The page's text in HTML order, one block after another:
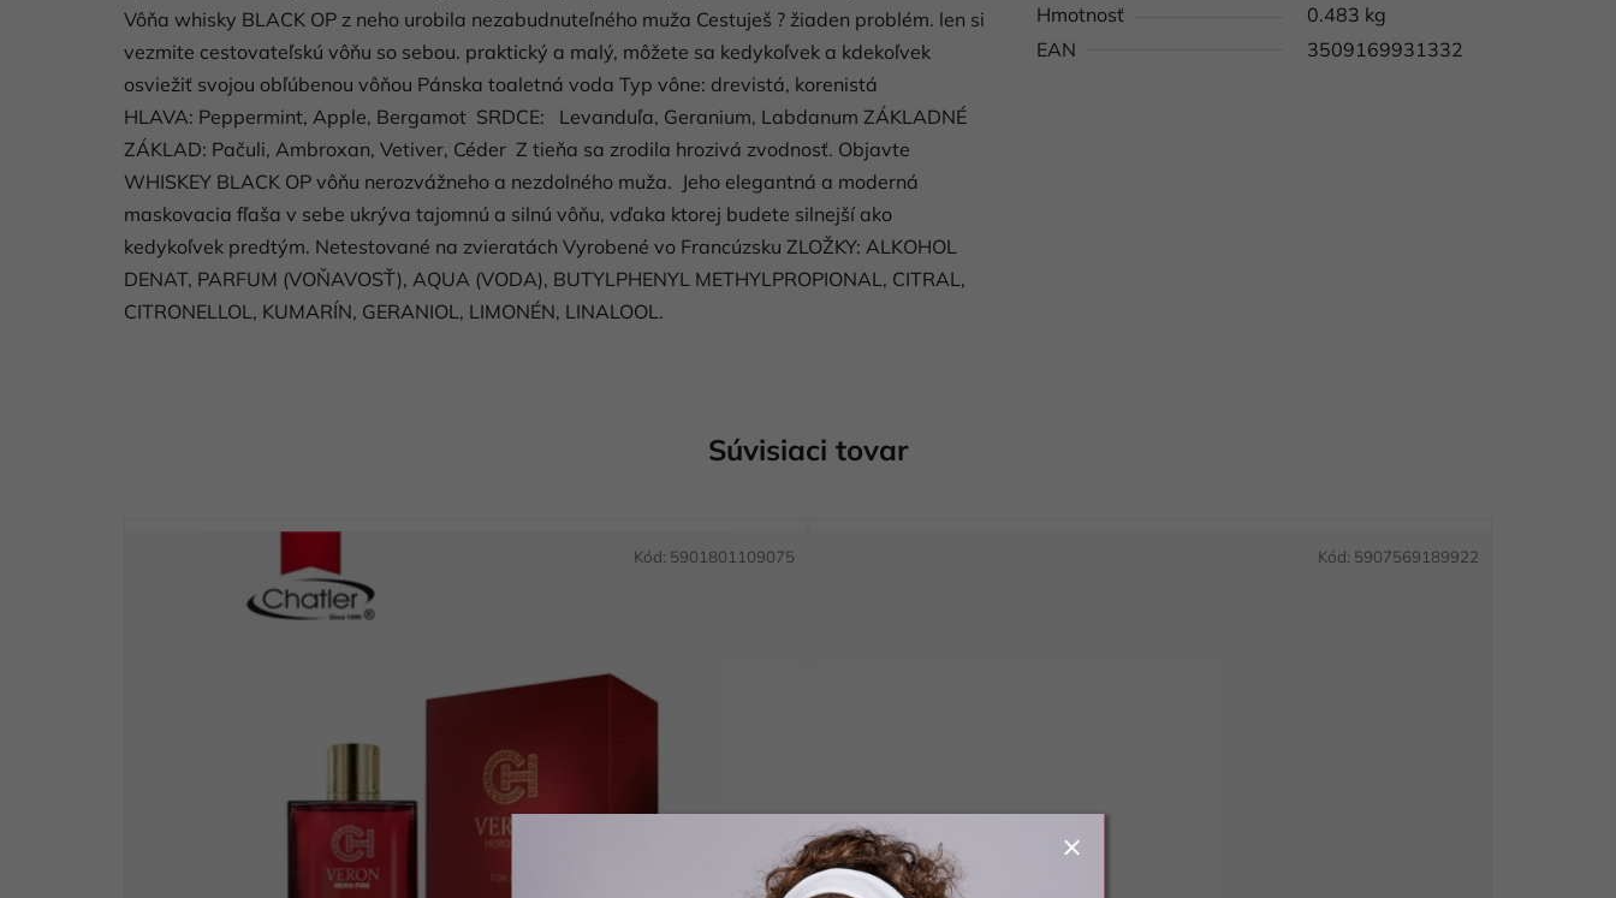
Vôňa whisky BLACK OP z neho urobila nezabudnuteľného muža Cestuješ ? žiaden problém. len si
vezmite cestovateľskú vôňu so sebou. praktický a malý, môžete sa kedykoľvek a kdekoľvek
osviežiť svojou obľúbenou vôňou Pánska toaletná voda Typ vône: drevistá, korenistá
HLAVA: Peppermint, Apple, Bergamot SRDCE: Levanduľa, Geranium, Labdanum ZÁKLADNÉ
ZÁKLAD: Pačuli, Ambroxan, Vetiver, Céder Z tieňa sa zrodila hrozivá zvodnosť. Objavte
WHISKEY BLACK OP vôňu nerozvážneho a nezdolného muža. Jeho elegantná a moderná
maskovacia fľaša v sebe ukrýva tajomnú a silnú vôňu, vďaka ktorej budete silnejší ako
kedykoľvek predtým. Netestované na zvieratách Vyrobené vo Francúzsku ZLOŽKY: ALKOHOL
DENAT, PARFUM (VOŇAVOSŤ), AQUA (VODA), BUTYLPHENYL METHYLPROPIONAL, CITRAL,
CITRONELLOL, KUMARÍN, GERANIOL, LIMONÉN, LINALOOL.
Hmotnosť
0.483 kg
EAN
3509169931332
Súvisiaci tovar
Kód: 5901801109075 Kód: 5907569189922